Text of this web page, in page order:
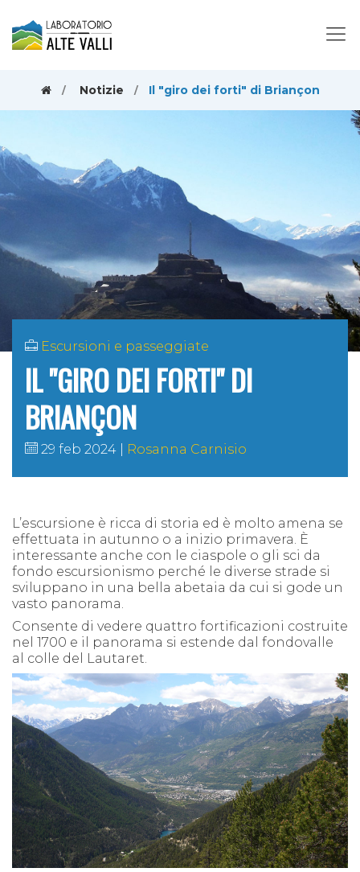
Notizie Il "giro dei forti" di Briançon
Escursioni e passeggiate
IL "GIRO DEI FORTI" DI
BRIANÇON
29 feb 2024 Rosanna Carnisio
L’escursione è ricca di storia ed è molto amena se
effettuata in autunno o a inizio primavera. È
interessante anche con le ciaspole o gli sci da
fondo escursionismo perché le diverse strade si
sviluppano in una bella abetaia da cui si gode un
vasto panorama.
Consente di vedere quattro fortificazioni costruite
nel 1700 e il panorama si estende dal fondovalle
al colle del Lautaret.